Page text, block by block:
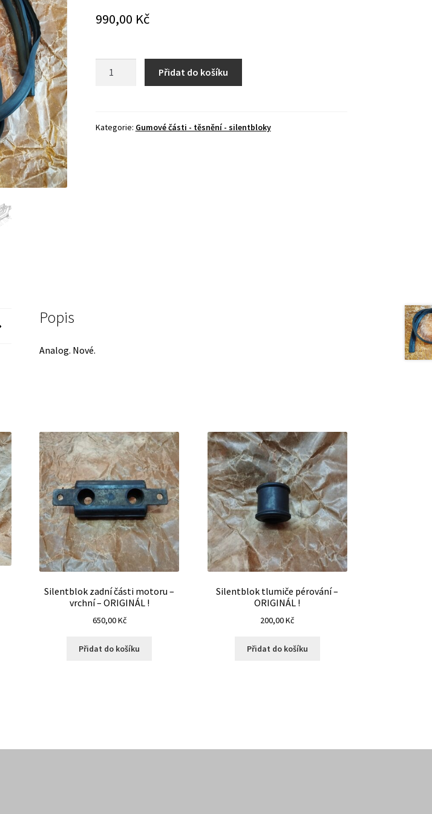
990,00 Kč
okna
Přidat do košíku
Kategorie: Gumové části - těsnění - silentbloky
Popis
Analog. Nové.
Silentblok zadní části motoru –
vrchní – ORIGINÁL !
650,00Kč
Přidat do košíku
Silentblok tlumiče pérování –
ORIGINÁL !
200,00Kč
Přidat do košíku